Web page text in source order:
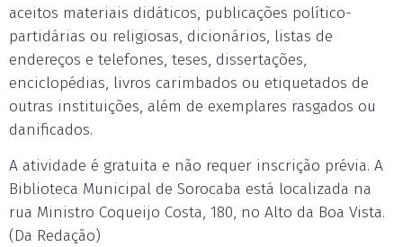
aceitos materiais didáticos, publicações político-
partidárias ou religiosas, dicionários, listas de
endereços e telefones, teses, dissertações,
enciclopédias, livros carimbados ou etiquetados de
outras instituições, além de exemplares rasgados ou
danificados.
A atividade é gratuita e não requer inscrição prévia. A
Biblioteca Municipal de Sorocaba está localizada na
rua Ministro Coqueijo Costa, 180, no Alto da Boa Vista.
(Da Redação)